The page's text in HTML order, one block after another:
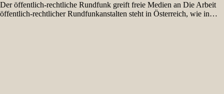
Der öffentlich-rechtliche Rundfunk greift freie Medien an Die Arbeit
öffentlich-rechtlicher Rundfunkanstalten steht in Österreich, wie in…